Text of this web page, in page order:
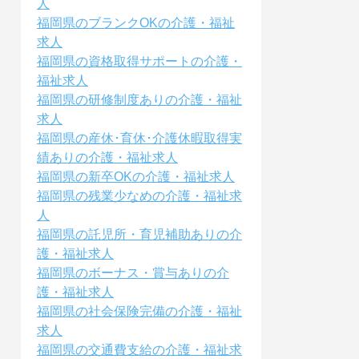
人
福岡県のブランクOKの介護・福祉
求人
福岡県の資格取得サポートの介護・
福祉求人
福岡県の研修制度ありの介護・福祉
求人
福岡県の産休･育休･介護休暇取得実
績ありの介護・福祉求人
福岡県の新卒OKの介護・福祉求人
福岡県の残業少なめの介護・福祉求
人
福岡県の託児所・育児補助ありの介
護・福祉求人
福岡県のボーナス・賞与ありの介
護・福祉求人
福岡県の社会保険完備の介護・福祉
求人
福岡県の交通費支給の介護・福祉求